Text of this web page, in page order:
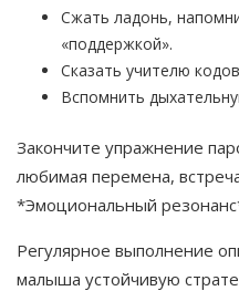
Сжать ладонь,
«поддержкой».
Сказать учителю
Вспомнить
Закончите упражнение
любимая перемена,
*Эмоциональный
Регулярное выполнение
малыша устойчивую